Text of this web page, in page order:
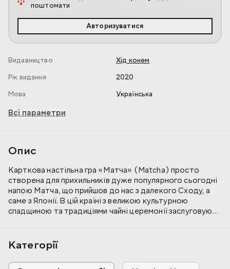
поштомати
Авторизуватися
Видавництво
Хід конем
Рік видання
2020
Мова
Українська
Всі параметри
Опис
Карткова настільна гра «Матча» (Matcha) просто
створена для прихильників дуже популярного сьогодні
напою Матча, що прийшов до нас з далекого Сходу, а
саме з Японії. В цій країні з великою культурною
спадщиною та традиціями чайні церемонії заслуговують
зловити той міфічний для багатьох людей дзен.
Приготування чаю матча для гостя то є проявом поваги,
Категорії